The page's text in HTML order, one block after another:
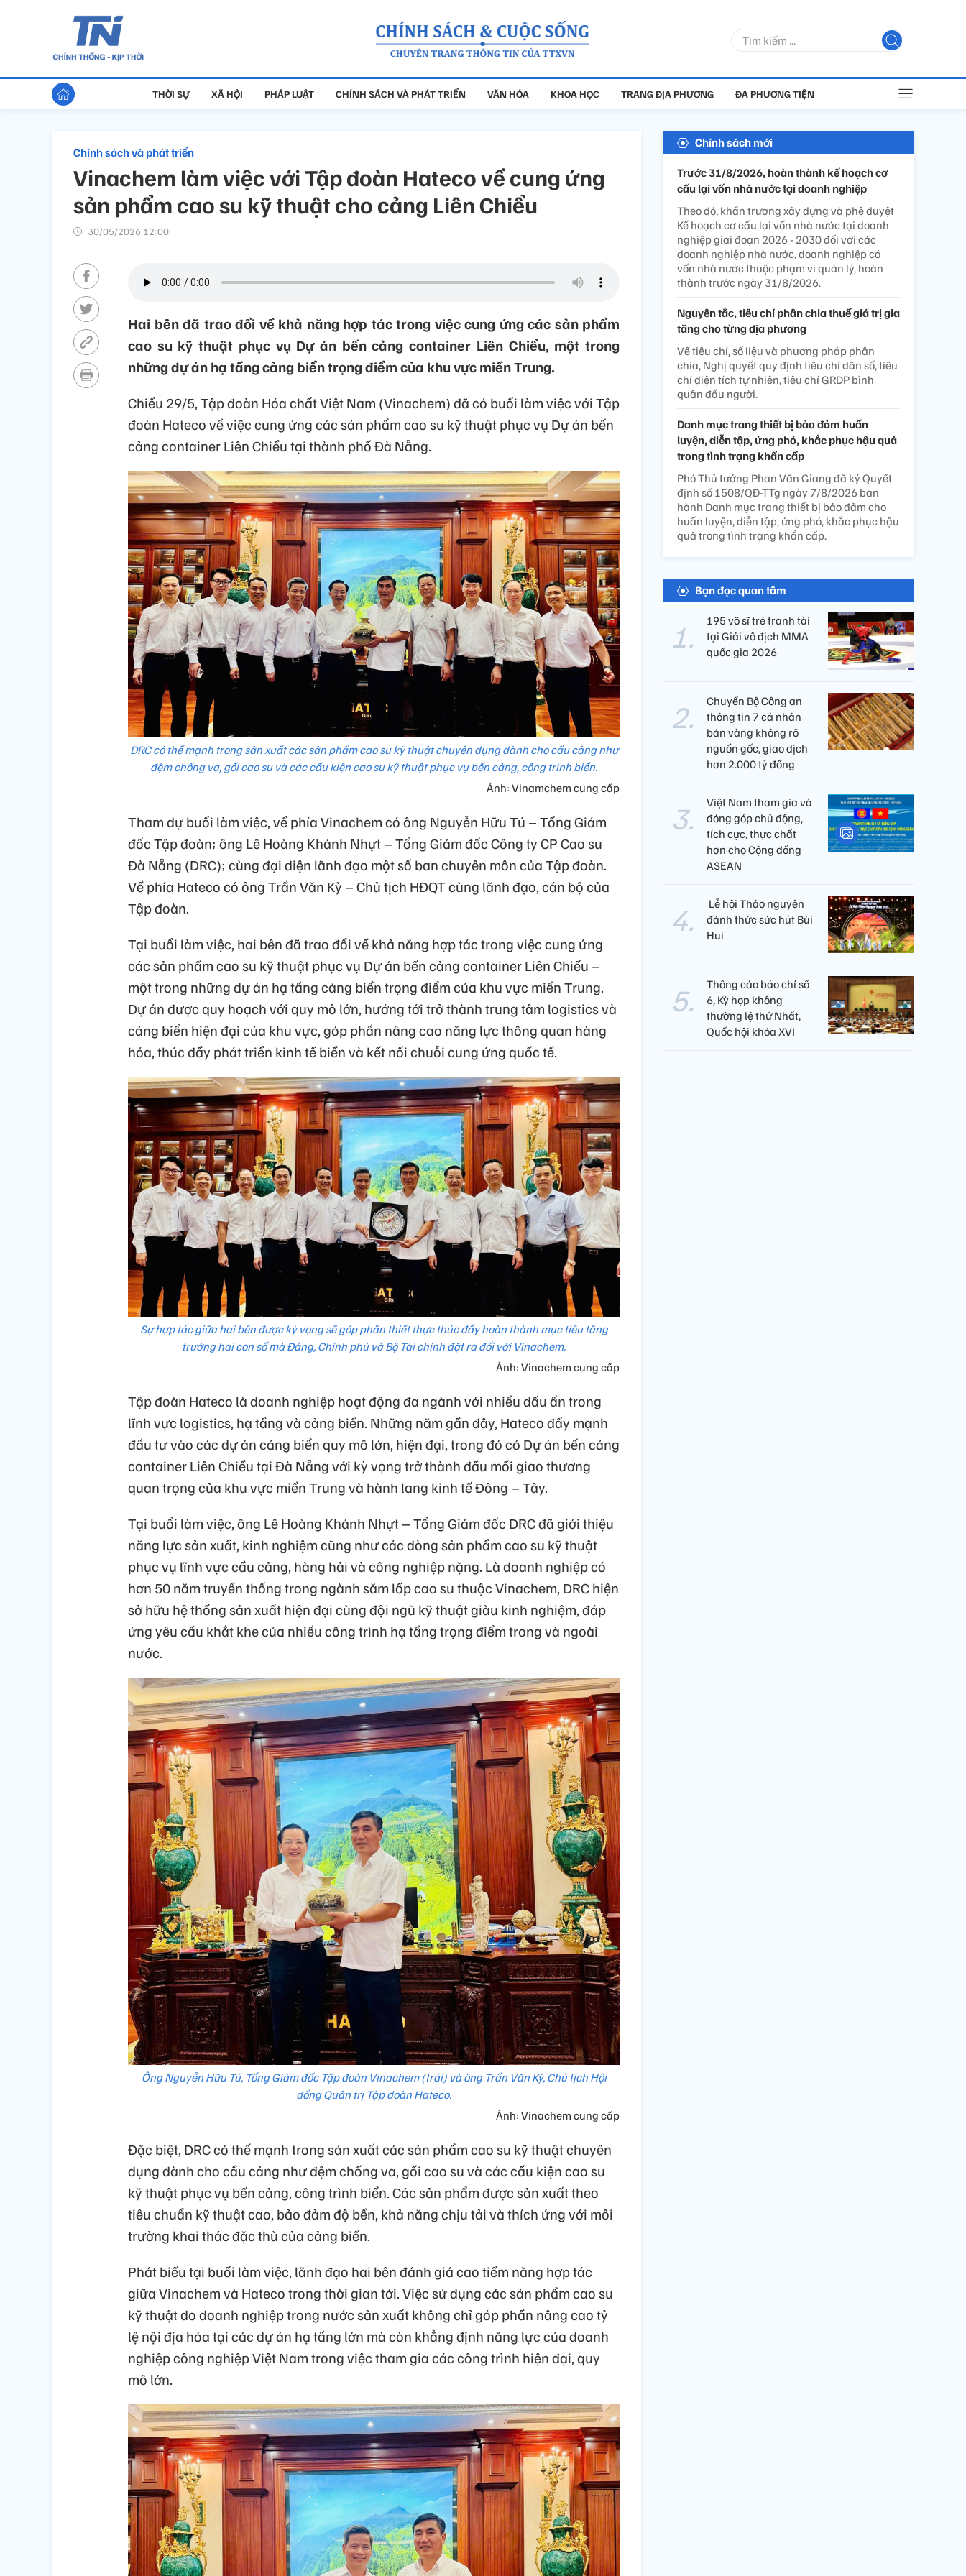
THỜI SỰ XÃ HỘI PHÁP LUẬT CHÍNH SÁCH VÀ PHÁT TRIỂN VĂN HÓA KHOA HỌC TRANG ĐỊA PHƯƠNG ĐA PHƯƠNG TIỆN
Chính sách và phát triển
Vinachem làm việc với Tập đoàn Hateco về cung ứng
sản phẩm cao su kỹ thuật cho cảng Liên Chiểu
30/05/2026 12:00’
Hai bên đã trao đổi về khả năng hợp tác trong việc cung ứng các sản phẩm
cao su kỹ thuật phục vụ Dự án bến cảng container Liên Chiểu, một trong
những dự án hạ tầng cảng biển trọng điểm của khu vực miền Trung.
Chiều 29/5, Tập đoàn Hóa chất Việt Nam (Vinachem) đã có buổi làm việc với Tập
đoàn Hateco về việc cung ứng các sản phẩm cao su kỹ thuật phục vụ Dự án bến
cảng container Liên Chiểu tại thành phố Đà Nẵng.
DRC có thế mạnh trong sản xuất các sản phẩm cao su kỹ thuật chuyên dụng dành cho cầu cảng như
đệm chống va, gối cao su và các cấu kiện cao su kỹ thuật phục vụ bến cảng, công trình biển.
Ảnh: Vinamchem cung cấp
Tham dự buổi làm việc, về phía Vinachem có ông Nguyễn Hữu Tú – Tổng Giám
đốc Tập đoàn; ông Lê Hoàng Khánh Nhựt – Tổng Giám đốc Công ty CP Cao su
Đà Nẵng (DRC); cùng đại diện lãnh đạo một số ban chuyên môn của Tập đoàn.
Về phía Hateco có ông Trần Văn Kỳ – Chủ tịch HĐQT cùng lãnh đạo, cán bộ của
Tập đoàn.
Tại buổi làm việc, hai bên đã trao đổi về khả năng hợp tác trong việc cung ứng
các sản phẩm cao su kỹ thuật phục vụ Dự án bến cảng container Liên Chiểu –
một trong những dự án hạ tầng cảng biển trọng điểm của khu vực miền Trung.
Dự án được quy hoạch với quy mô lớn, hướng tới trở thành trung tâm logistics và
cảng biển hiện đại của khu vực, góp phần nâng cao năng lực thông quan hàng
hóa, thúc đẩy phát triển kinh tế biển và kết nối chuỗi cung ứng quốc tế.
Sự hợp tác giữa hai bên được kỳ vọng sẽ góp phần thiết thực thúc đẩy hoàn thành mục tiêu tăng
trưởng hai con số mà Đảng, Chính phủ và Bộ Tài chính đặt ra đối với Vinachem.
Ảnh: Vinachem cung cấp
Tập đoàn Hateco là doanh nghiệp hoạt động đa ngành với nhiều dấu ấn trong
lĩnh vực logistics, hạ tầng và cảng biển. Những năm gần đây, Hateco đẩy mạnh
đầu tư vào các dự án cảng biển quy mô lớn, hiện đại, trong đó có Dự án bến cảng
container Liên Chiểu tại Đà Nẵng với kỳ vọng trở thành đầu mối giao thương
quan trọng của khu vực miền Trung và hành lang kinh tế Đông – Tây.
Tại buổi làm việc, ông Lê Hoàng Khánh Nhựt – Tổng Giám đốc DRC đã giới thiệu
năng lực sản xuất, kinh nghiệm cũng như các dòng sản phẩm cao su kỹ thuật
phục vụ lĩnh vực cầu cảng, hàng hải và công nghiệp nặng. Là doanh nghiệp có
hơn 50 năm truyền thống trong ngành săm lốp cao su thuộc Vinachem, DRC hiện
sở hữu hệ thống sản xuất hiện đại cùng đội ngũ kỹ thuật giàu kinh nghiệm, đáp
ứng yêu cầu khắt khe của nhiều công trình hạ tầng trọng điểm trong và ngoài
nước.
Ông Nguyễn Hữu Tú, Tổng Giám đốc Tập đoàn Vinachem (trái) và ông Trần Văn Kỳ, Chủ tịch Hội
đồng Quản trị Tập đoàn Hateco.
Ảnh: Vinachem cung cấp
Đặc biệt, DRC có thế mạnh trong sản xuất các sản phẩm cao su kỹ thuật chuyên
dụng dành cho cầu cảng như đệm chống va, gối cao su và các cấu kiện cao su
kỹ thuật phục vụ bến cảng, công trình biển. Các sản phẩm được sản xuất theo
tiêu chuẩn kỹ thuật cao, bảo đảm độ bền, khả năng chịu tải và thích ứng với môi
trường khai thác đặc thù của cảng biển.
Phát biểu tại buổi làm việc, lãnh đạo hai bên đánh giá cao tiềm năng hợp tác
giữa Vinachem và Hateco trong thời gian tới. Việc sử dụng các sản phẩm cao su
kỹ thuật do doanh nghiệp trong nước sản xuất không chỉ góp phần nâng cao tỷ
lệ nội địa hóa tại các dự án hạ tầng lớn mà còn khẳng định năng lực của doanh
nghiệp công nghiệp Việt Nam trong việc tham gia các công trình hiện đại, quy
mô lớn.
Chính sách mới
Trước 31/8/2026, hoàn thành kế hoạch cơ
cấu lại vốn nhà nước tại doanh nghiệp
Theo đó, khẩn trương xây dựng và phê duyệt
Kế hoạch cơ cấu lại vốn nhà nước tại doanh
nghiệp giai đoạn 2026 - 2030 đối với các
doanh nghiệp nhà nước, doanh nghiệp có
vốn nhà nước thuộc phạm vi quản lý, hoàn
thành trước ngày 31/8/2026.
Nguyên tắc, tiêu chí phân chia thuế giá trị gia
tăng cho từng địa phương
Về tiêu chí, số liệu và phương pháp phân
chia, Nghị quyết quy định tiêu chí dân số, tiêu
chí diện tích tự nhiên, tiêu chí GRDP bình
quân đầu người.
Danh mục trang thiết bị bảo đảm huấn
luyện, diễn tập, ứng phó, khắc phục hậu quả
trong tình trạng khẩn cấp
Phó Thủ tướng Phan Văn Giang đã ký Quyết
định số 1508/QĐ-TTg ngày 7/8/2026 ban
hành Danh mục trang thiết bị bảo đảm cho
huấn luyện, diễn tập, ứng phó, khắc phục hậu
quả trong tình trạng khẩn cấp.
Bạn đọc quan tâm
195 võ sĩ trẻ tranh tài
tại Giải vô địch MMA
quốc gia 2026
Chuyển Bộ Công an
thông tin 7 cá nhân
bán vàng không rõ
nguồn gốc, giao dịch
hơn 2.000 tỷ đồng
Việt Nam tham gia và
đóng góp chủ động,
tích cực, thực chất
hơn cho Cộng đồng
ASEAN
​ Lễ hội Thảo nguyên
đánh thức sức hút Bùi
Hui
Thông cáo báo chí số
6, Kỳ họp không
thường lệ thứ Nhất,
Quốc hội khóa XVI